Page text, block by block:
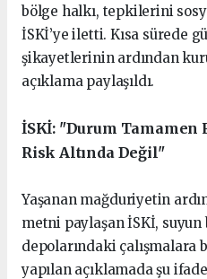
bölge halkı, tepkilerini
İSKİ’ye iletti. Kısa sürede
şikayetlerinin ardından
açıklama paylaşıldı.
İSKİ: "Durum Tamamen
Risk Altında Değil"
Yaşanan mağduriyetin
metni paylaşan İSKİ,
depolarındaki çalışmalara
yapılan açıklamada şu